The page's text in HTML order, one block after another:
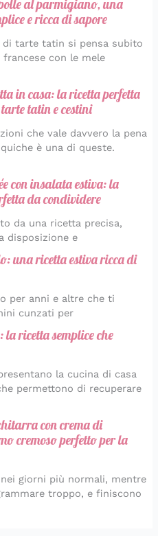
al parmigiano, una
e ricca di sapore
di tarte tatin si pensa subito
con le mele
in casa: la ricetta perfetta
tatin e cestini
che vale davvero la pena
è una di queste.
con insalata estiva: la
da condividere
da una ricetta precisa,
disposizione e
una ricetta estiva ricca di
per anni e altre che ti
cunzati per
ricetta semplice che
la cucina di casa
permettono di recuperare
con crema di
cremoso perfetto per la
giorni più normali, mentre
troppo, e finiscono